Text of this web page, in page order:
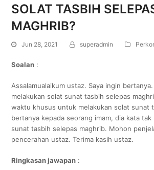
SOLAT TASBIH
MAGHRIB?
Jun 28, 2021 superadmin
Soalan :
Assalamualaikum ustaz. Saya ingin
melakukan solat sunat tasbih selepas
waktu khusus untuk melakukan solat sunat
bertanya kepada seorang imam, dia kata
sunat tasbih selepas maghrib. Mohon
pencerahan ustaz. Terima kasih ustaz.
Ringkasan jawapan :